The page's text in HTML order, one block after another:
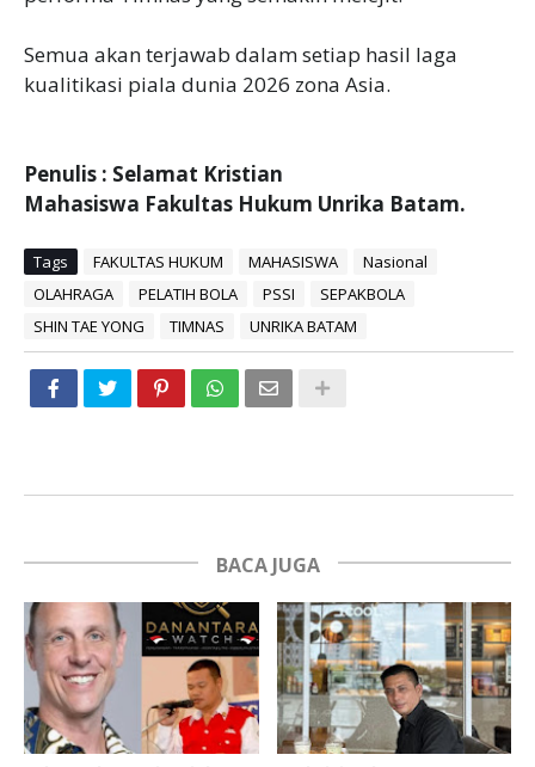
Semua akan terjawab dalam setiap hasil laga
kualitikasi piala dunia 2026 zona Asia.
Penulis : Selamat Kristian
Mahasiswa Fakultas Hukum Unrika Batam.
Tags FAKULTAS HUKUM MAHASISWA
Nasional
OLAHRAGA
PELATIH BOLA PSSI
SEPAKBOLA
SHIN TAE YONG
TIMNAS UNRIKA BATAM
BACA JUGA